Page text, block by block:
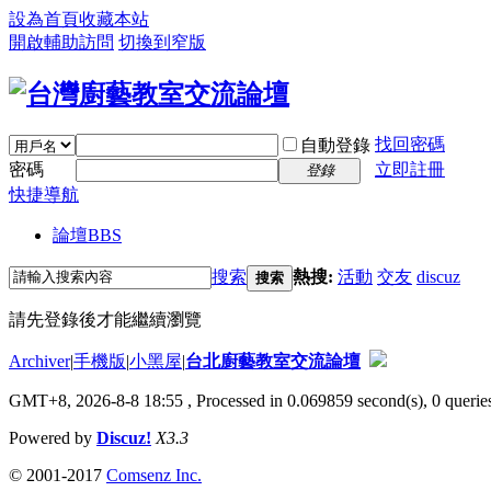
設為首頁收藏本站
開啟輔助訪問 切換到窄版
自動登錄 找回密碼
密碼
登錄
立即註冊
快捷導航
論壇BBS
搜索 搜索 熱搜: 活動 交友 discuz
請先登錄後才能繼續瀏覽
Archiver|手機版|小黑屋|台北廚藝教室交流論壇
GMT+8, 2026-8-8 18:55 , Processed in 0.069859 second(s), 0
Powered by Discuz! X3.3
© 2001-2017 Comsenz Inc.